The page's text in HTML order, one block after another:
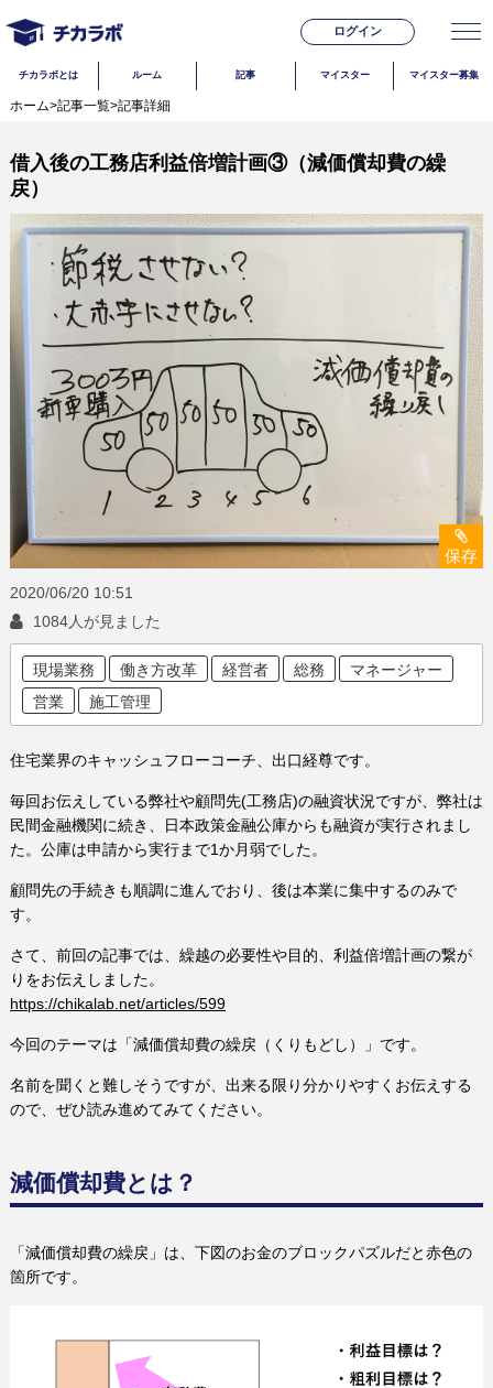
ログイン
チカラボとは ルーム 記事 マイスター マイスター募集
ホーム>記事一覧>記事詳細
借入後の工務店利益倍増計画③（減価償却費の繰
戻）
保存
2020/06/20 10:51
1084人が見ました
現場業務 働き方改革 経営者 総務
マネージャー
営業
施工管理
住宅業界のキャッシュフローコーチ、出口経尊です。
毎回お伝えしている弊社や顧問先(工務店)の融資状況ですが、弊社は
民間金融機関に続き、日本政策金融公庫からも融資が実行されまし
た。公庫は申請から実行まで1か月弱でした。
顧問先の手続きも順調に進んでおり、後は本業に集中するのみで
す。
さて、前回の記事では、繰越の必要性や目的、利益倍増計画の繋が
りをお伝えしました。
https://chikalab.net/articles/599
今回のテーマは「減価償却費の繰戻（くりもどし）」です。
名前を聞くと難しそうですが、出来る限り分かりやすくお伝えする
ので、ぜひ読み進めてみてください。
減価償却費とは？
「減価償却費の繰戻」は、下図のお金のブロックパズルだと赤色の
箇所です。